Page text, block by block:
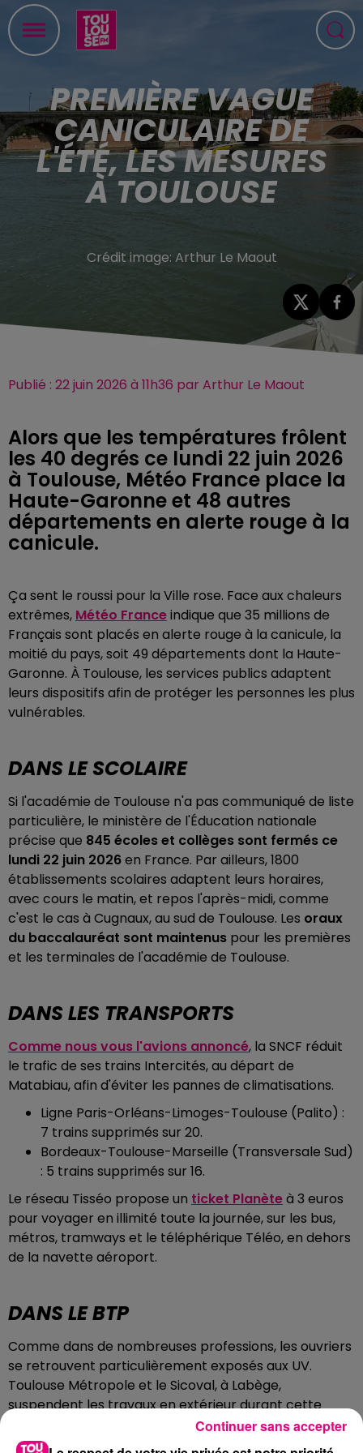
PREMIÈRE VAGUE
CANICULAIRE DE
L'ÉTÉ, LES MESURES
À TOULOUSE
Crédit image: Arthur Le Maout
Publié : 22 juin 2026 à 11h36 par Arthur Le Maout
Alors que les températures frôlent
les 40 degrés ce lundi 22 juin 2026
à Toulouse, Météo France place la
Haute-Garonne et 48 autres
départements en alerte rouge à la
canicule.
Ça sent le roussi pour la Ville rose. Face aux chaleurs
extrêmes, Météo Franceindique que 35 millions de
Français sont placés en alerte rouge à la canicule, la
moitié du pays, soit 49 départements dont la Haute-
Garonne. À Toulouse, les services publics adaptent
leurs dispositifs afin de protéger les personnes les plus
vulnérables.
DANS LE SCOLAIRE
Si l'académie de Toulouse n'a pas communiqué de liste
particulière, le ministère de l'Éducation nationale
précise que 845 écoles et collèges sont fermés ce
lundi 22 juin 2026en France. Par ailleurs, 1800
établissements scolaires adaptent leurs horaires,
avec cours le matin, et repos l'après-midi, comme
c'est le cas à Cugnaux, au sud de Toulouse. Les oraux
du baccalauréat sont maintenus pour les premières
et les terminales de l'académie de Toulouse.
DANS LES TRANSPORTS
Comme nous vous l'avions annoncé, la SNCF réduit
le trafic de ses trains Intercités, au départ de
Matabiau, afin d'éviter les pannes de climatisations.
Ligne Paris-Orléans-Limoges-Toulouse (Palito) :
7 trains supprimés sur 20.
Bordeaux-Toulouse-Marseille (Transversale Sud)
: 5 trains supprimés sur 16.
Le réseau Tisséo propose un ticket Planèteà 3 euros
pour voyager en illimité toute la journée, sur les bus,
métros, tramways et le téléphérique Téléo, en dehors
de la navette aéroport.
DANS LE BTP
Comme dans de nombreuses professions, les ouvriers
se retrouvent particulièrement exposés aux UV.
Toulouse Métropole et le Sicoval, à Labège,
suspendent les travaux en extérieur durant cette
période d'alerte rouge, sur la tranche 12h - 20h.
Continuer sans accepter